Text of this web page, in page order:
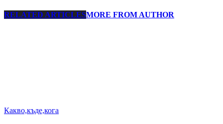
RELATED ARTICLESMORE FROM AUTHOR
Какво,къде,кога